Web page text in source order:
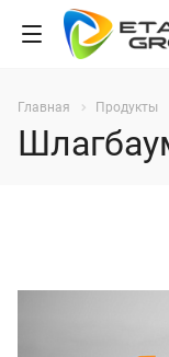
Главная Продукты